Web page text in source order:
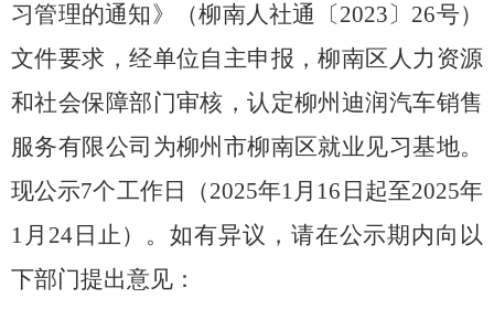
习管理的通知》（柳南人社通〔2023〕26号）
文件要求，经单位自主申报，柳南区人力资源
和社会保障部门审核，认定柳州迪润汽车销售
服务有限公司为柳州市柳南区就业见习基地。
现公示7个工作日（2025年1月16日起至2025年
1月24日止）。如有异议，请在公示期内向以
下部门提出意见：